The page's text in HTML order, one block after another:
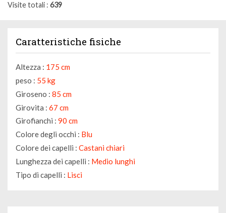
Visite totali 639
Caratteristiche fisiche
Altezza : 175 cm
peso : 55 kg
Giroseno : 85 cm
Girovita : 67 cm
Girofianchi : 90 cm
Colore degli occhi : Blu
Colore dei capelli : Castani chiari
Lunghezza dei capelli : Medio lunghi
Tipo di capelli : Lisci